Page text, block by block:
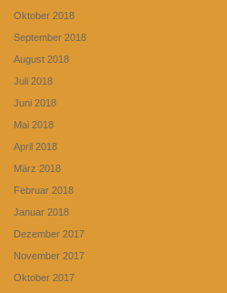
Oktober 2018
September 2018
August 2018
Juli 2018
Juni 2018
Mai 2018
April 2018
März 2018
Februar 2018
Januar 2018
Dezember 2017
November 2017
Oktober 2017